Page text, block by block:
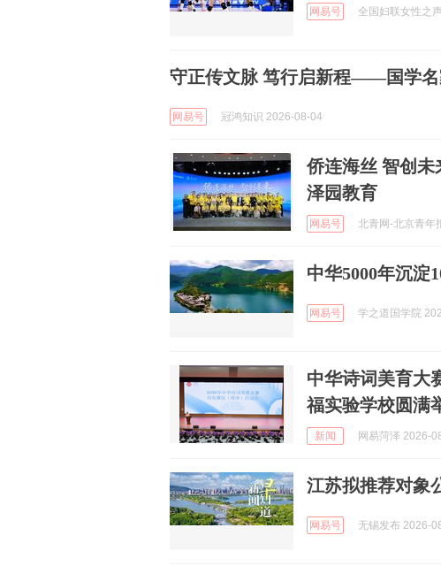
网易号 全国妇联女性之
守正传文脉 笃行启新程——国学名
网易号 冠鸿知识 2026-08-04
侨连海丝 智创
泽园教育
网易号 北青网-北京青年
中华5000年沉淀
网易号 学之道国学院
中华诗词美育大
福实验学校圆满
新闻 网易菏泽 2026-
江苏拟推荐对象
网易号 无锡发布 2026-